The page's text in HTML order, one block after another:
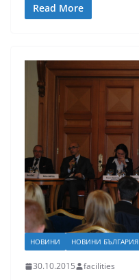
Read More
НОВИНИ НОВИНИ БЪЛГАРИЯ
30.10.2015 facilities